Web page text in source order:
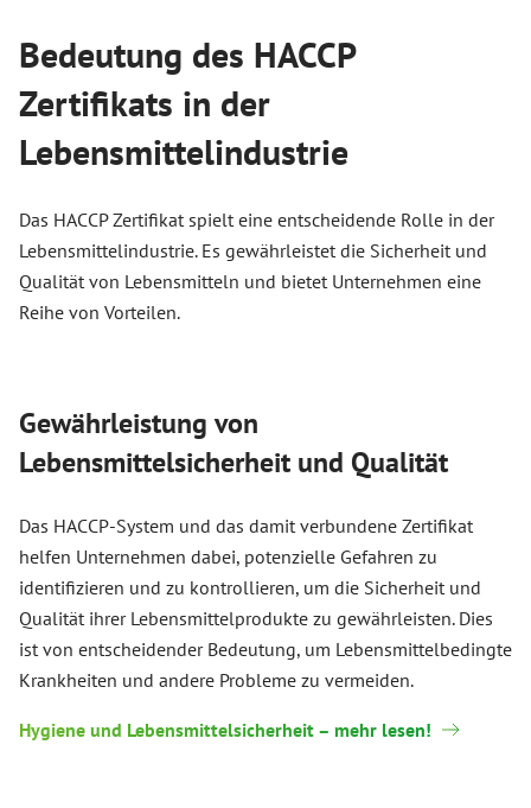
Bedeutung des HACCP
Zertifikats in der
Lebensmittelindustrie
Das HACCP Zertifikat spielt eine entscheidende Rolle in der
Lebensmittelindustrie. Es gewährleistet die Sicherheit und
Qualität von Lebensmitteln und bietet Unternehmen eine
Reihe von Vorteilen.
Gewährleistung von
Lebensmittelsicherheit und Qualität
Das HACCP-System und das damit verbundene Zertifikat
helfen Unternehmen dabei, potenzielle Gefahren zu
identifizieren und zu kontrollieren, um die Sicherheit und
Qualität ihrer Lebensmittelprodukte zu gewährleisten. Dies
ist von entscheidender Bedeutung, um Lebensmittelbedingte
Krankheiten und andere Probleme zu vermeiden.
Hygiene und Lebensmittelsicherheit – mehr lesen!